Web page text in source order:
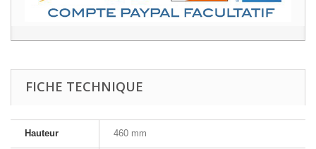
FICHE TECHNIQUE
Hauteur 460 mm